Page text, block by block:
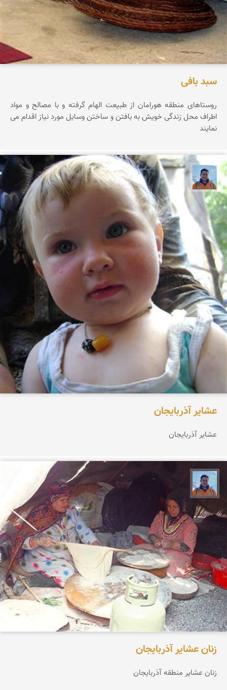
سبد بافی
روستاهای منطقه هورامان از طبیعت الهام گرفته و با مصالح و مواد
اطراف محل زندگی خویش به بافتن و ساختن وسایل مورد نیاز اقدام می
نمایند
محمد نورمحمديان
عشایر آذربایجان
عشایر آذربایجان
زنان عشایر آذربایجان
زنان عشایر منطقه آذربایجان